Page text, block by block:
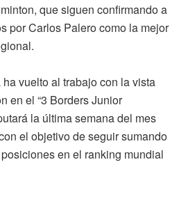
que siguen confirmando a
por Carlos Palero como la mejor
vuelto al trabajo con la vista
en el “3 Borders Junior
la última semana del mes
el objetivo de seguir sumando
en el ranking mundial